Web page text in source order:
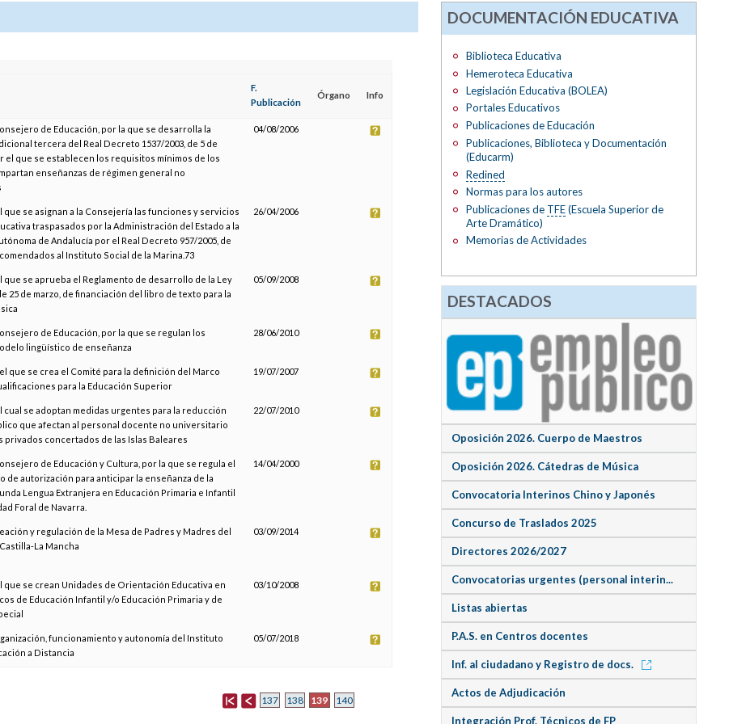
F.
Publicación
Órgano Info
de Educación, por la que se desarrolla la
tercera del Real Decreto 1537/2003, de 5 de
el que se establecen los requisitos mínimos de los
enseñanzas de régimen general no
04/08/2006
que se asignan a la Consejería las funciones y servicios
traspasados por la Administración del Estado a la
de Andalucía por el Real Decreto 957/2005, de
al Instituto Social de la Marina.73
26/04/2006
que se aprueba el Reglamento de desarrollo de la Ley
25 de marzo, de financiación del libro de texto para la
05/09/2008
de Educación, por la que se regulan los
lingüístico de enseñanza
28/06/2010
que se crea el Comité para la definición del Marco
para la Educación Superior
19/07/2007
cual se adoptan medidas urgentes para la reducción
que afectan al personal docente no universitario
privados concertados de las Islas Baleares
22/07/2010
de Educación y Cultura, por la que se regula el
de autorización para anticipar la enseñanza de la
Lengua Extranjera en Educación Primaria e Infantil
Foral de Navarra.
14/04/2000
y regulación de la Mesa de Padres y Madres del
La Mancha
03/09/2014
que se crean Unidades de Orientación Educativa en
de Educación Infantil y/o Educación Primaria y de
03/10/2008
funcionamiento y autonomía del Instituto
a Distancia
05/07/2018
137 138 139 140
DOCUMENTACIÓN EDUCATIVA
Biblioteca Educativa
Hemeroteca Educativa
Legislación Educativa (BOLEA)
Portales Educativos
Publicaciones de Educación
Publicaciones, Biblioteca y Documentación
(Educarm)
Redined
Normas para los autores
Publicaciones de TFE(Escuela Superior de
Arte Dramático)
Memorias de Actividades
DESTACADOS
Oposición 2026. Cuerpo de Maestros
Oposición 2026. Cátedras de Música
Convocatoria Interinos Chino y Japonés
Concurso de Traslados 2025
Directores 2026/2027
Convocatorias urgentes (personal interin...
Listas abiertas
P.A.S. en Centros docentes
Inf. al ciudadano y Registro de docs.
Actos de Adjudicación
Integración Prof. Técnicos de FP